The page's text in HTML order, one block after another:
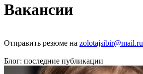
Вакансии
Отправить резюме на zolotajsibir@mail.ru
Блог: последние публикации